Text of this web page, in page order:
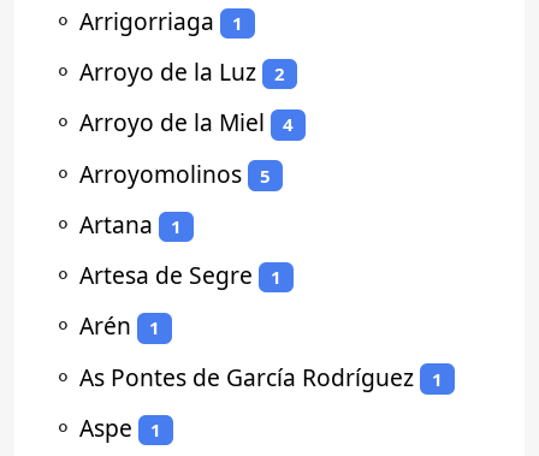
⚬ Arrigorriaga 1
⚬ Arroyo de la Luz 2
⚬ Arroyo de la Miel 4
⚬ Arroyomolinos 5
⚬ Artana 1
⚬ Artesa de Segre 1
⚬ Arén 1
⚬ As Pontes de García Rodríguez 1
⚬ Aspe 1